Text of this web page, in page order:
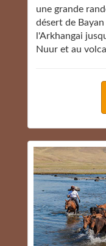
une grande
désert de
l'Arkhangai
Nuur et au